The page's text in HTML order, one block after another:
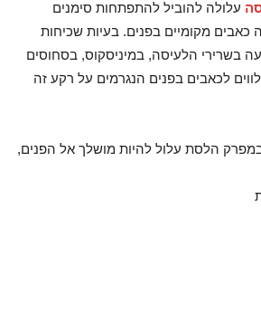
עלולה להוביל להתפתחות סימנים
כאבים מקומיים בפנים. בעיות שכיחות
בשרירי הלעיסה, במיניסקוס, בסחוסים
לכאבים בפנים הנגרמים על רקע זה
הלסת עלול להיות מושלך אל הפנים,